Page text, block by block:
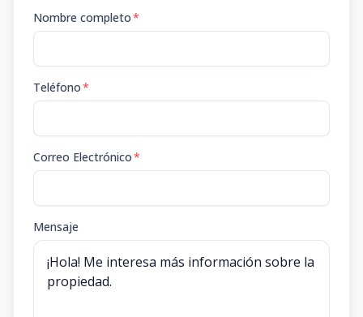
Nombre completo*
Teléfono*
Correo Electrónico*
Mensaje